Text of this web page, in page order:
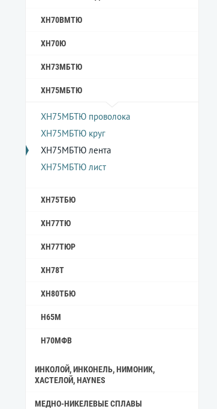
ХН70ВМТЮ
ХН70Ю
ХН73МБТЮ
ХН75МБТЮ
ХН75МБТЮ проволока
ХН75МБТЮ круг
ХН75МБТЮ лента
ХН75МБТЮ лист
ХН75ТБЮ
ХН77ТЮ
ХН77ТЮР
ХН78Т
ХН80ТБЮ
Н65М
Н70МФВ
ИНКОЛОЙ, ИНКОНЕЛЬ, НИМОНИК,
ХАСТЕЛОЙ, HAYNES
МЕДНО-НИКЕЛЕВЫЕ СПЛАВЫ